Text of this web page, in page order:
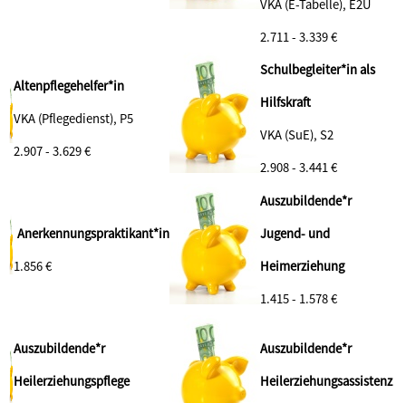
VKA (E-Tabelle), E2Ü
2.711 - 3.339 €
Altenpflegehelfer*in
VKA (Pflegedienst), P5
2.907 - 3.629 €
Schulbegleiter*in als
Hilfskraft
VKA (SuE), S2
2.908 - 3.441 €
Anerkennungspraktikant*in
1.856 €
Auszubildende*r
Jugend- und
Heimerziehung
1.415 - 1.578 €
Auszubildende*r
Heilerziehungspflege
Auszubildende*r
Heilerziehungsassistenz